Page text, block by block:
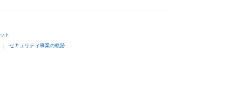
ト
セキュリティ事業の軌跡